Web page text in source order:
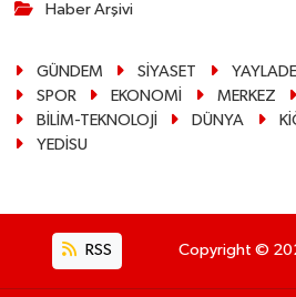
Haber Arşivi
GÜNDEM SİYASET
SPOR
EKONOMİ MERKEZ
BİLİM-TEKNOLOJİ
DÜNYA
YEDİSU
RSS Copyright ©